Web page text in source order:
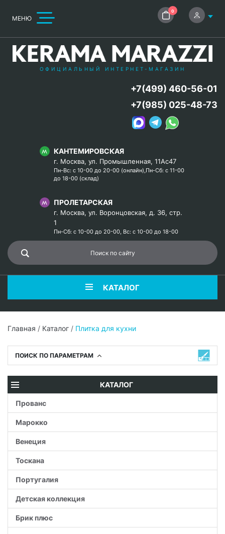
МЕНЮ
0
ОФИЦИАЛЬНЫЙ ИНТЕРНЕТ-МАГАЗИН
КАНТЕМИРОВСКАЯ
г. Москва, ул. Промышленная, 11Ас47
Пн-Вс: с 10-00 до 20-00 (онлайн),Пн-Сб: с 11-00
до 18-00 (склад)
ПРОЛЕТАРСКАЯ
г. Москва, ул. Воронцовская, д. 36, стр.
1
Пн-Сб: с 10-00 до 20-00, Вс: с 10-00 до 18-00
+7(499) 460-56-01
+7(985) 025-48-73
КАТАЛОГ
Главная / Каталог / Плитка для кухни
ПОИСК ПО ПАРАМЕТРАМ
КАТАЛОГ
Прованс
Марокко
Венеция
Тоскана
Португалия
Детская коллекция
Брик плюс